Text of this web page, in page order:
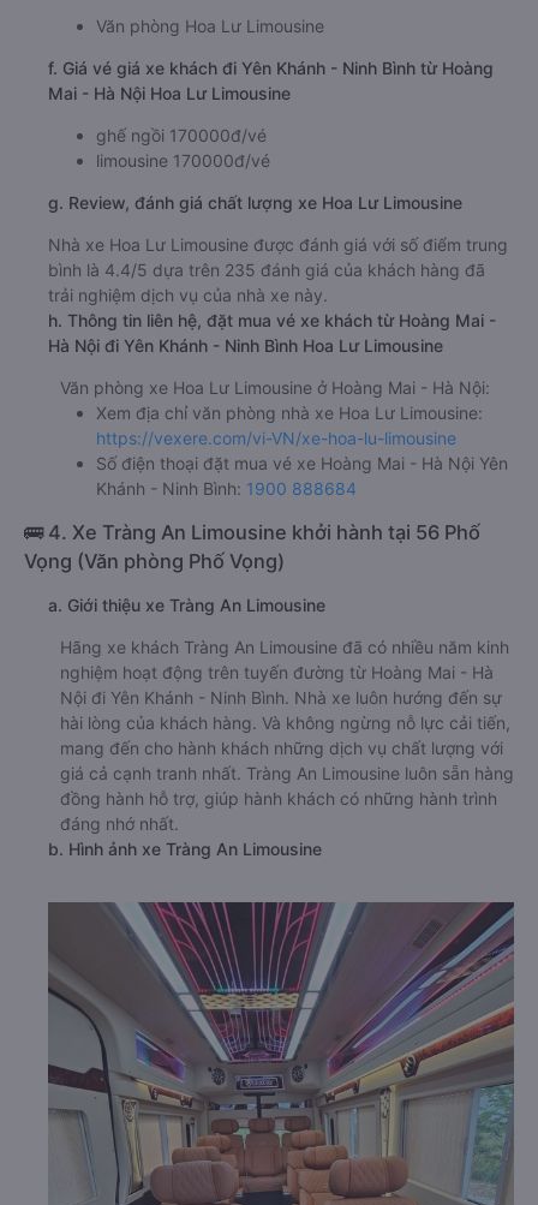
Văn phòng Hoa Lư Limousine
f. Giá vé giá xe khách đi Yên Khánh - Ninh Bình từ Hoàng
Mai - Hà Nội Hoa Lư Limousine
ghế ngồi 170000đ/vé
limousine 170000đ/vé
g. Review, đánh giá chất lượng xe Hoa Lư Limousine
Nhà xe Hoa Lư Limousine được đánh giá với số điểm trung
bình là 4.4/5 dựa trên 235 đánh giá của khách hàng đã
trải nghiệm dịch vụ của nhà xe này.
h. Thông tin liên hệ, đặt mua vé xe khách từ Hoàng Mai -
Hà Nội đi Yên Khánh - Ninh Bình Hoa Lư Limousine
Văn phòng xe Hoa Lư Limousine ở Hoàng Mai - Hà Nội:
Xem địa chỉ văn phòng nhà xe Hoa Lư Limousine:
https://vexere.com/vi-VN/xe-hoa-lu-limousine
Số điện thoại đặt mua vé xe Hoàng Mai - Hà Nội Yên
Khánh - Ninh Bình: 1900 888684
🚌 4. Xe Tràng An Limousine khởi hành tại 56 Phố
Vọng (Văn phòng Phố Vọng)
a. Giới thiệu xe Tràng An Limousine
Hãng xe khách Tràng An Limousine đã có nhiều năm kinh
nghiệm hoạt động trên tuyến đường từ Hoàng Mai - Hà
Nội đi Yên Khánh - Ninh Bình. Nhà xe luôn hướng đến sự
hài lòng của khách hàng. Và không ngừng nỗ lực cải tiến,
mang đến cho hành khách những dịch vụ chất lượng với
giá cả cạnh tranh nhất. Tràng An Limousine luôn sẵn hàng
đồng hành hỗ trợ, giúp hành khách có những hành trình
đáng nhớ nhất.
b. Hình ảnh xe Tràng An Limousine